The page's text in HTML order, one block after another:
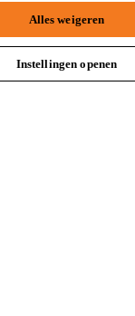
en assortiment
Alles weigeren
Instellingen openen